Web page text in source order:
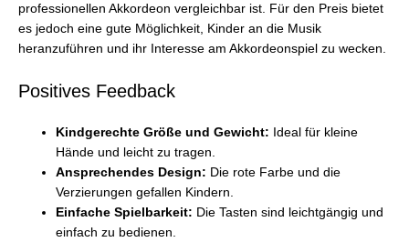
professionellen Akkordeon vergleichbar ist. Für den Preis bietet
es jedoch eine gute Möglichkeit, Kinder an die Musik
heranzuführen und ihr Interesse am Akkordeonspiel zu wecken.
Positives Feedback
Kindgerechte Größe und Gewicht: Ideal für kleine
Hände und leicht zu tragen.
Ansprechendes Design: Die rote Farbe und die
Verzierungen gefallen Kindern.
Einfache Spielbarkeit: Die Tasten sind leichtgängig und
einfach zu bedienen.